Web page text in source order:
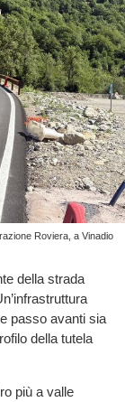
Roviera, a Vinadio
della strada
passo avanti sia
della tutela
più a valle